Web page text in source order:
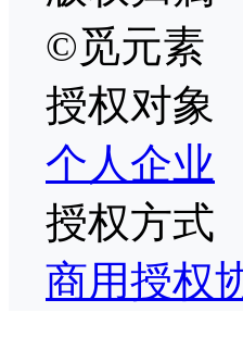
©觅元素
授权对象
个人企业
授权方式
商用授权